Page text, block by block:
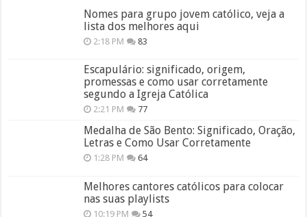
Nomes para grupo jovem católico, veja a
lista dos melhores aqui
2:18 PM 83
Escapulário: significado, origem,
promessas e como usar corretamente
segundo a Igreja Católica
2:21 PM 77
Medalha de São Bento: Significado, Oração,
Letras e Como Usar Corretamente
1:28 PM 64
Melhores cantores católicos para colocar
nas suas playlists
10:19 PM 54